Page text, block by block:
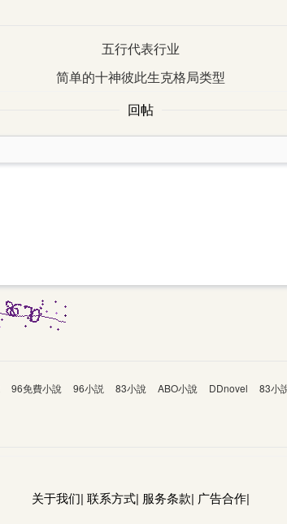
五行代表行业
简单的十神彼此生克格局类型
回帖
96免費小說 96小説 83小說 ABO小說 DDnovel 83小
关于我们| 联系方式| 服务条款| 广告合作|